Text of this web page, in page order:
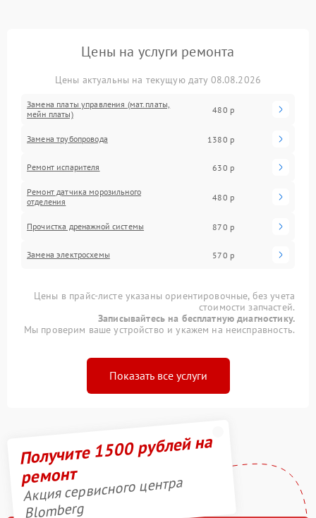
Цены на услуги ремонта
Цены актуальны на текущую дату 08.08.2026
Замена платы управления (мат.платы,
мейн платы)
480 р
Замена трубопровода 1380 р
Ремонт испарителя 630 р
Ремонт датчика морозильного
отделения
480 р
Прочистка дренажной системы 870 р
Замена электросхемы 570 р
Цены в прайс-листе указаны ориентировочные, без учета
стоимости запчастей.
Записывайтесь на бесплатную диагностику.
Мы проверим ваше устройство и укажем на неисправность.
Показать все услуги
Получите 1500 рублей на
ремонт
Акция сервисного центра
Blomberg